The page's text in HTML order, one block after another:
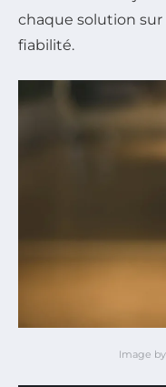
chaque solution sur
fiabilité.
Image